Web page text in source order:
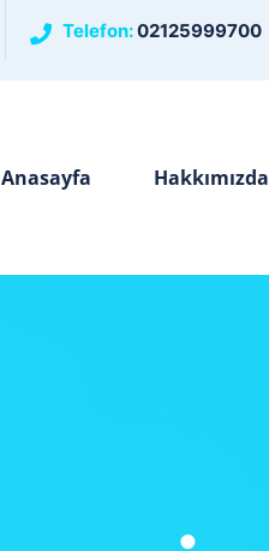
Telefon:02125999700
Anasayfa Hakkımızda